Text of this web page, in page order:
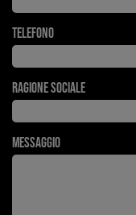
Telefono
Ragione Sociale
Messaggio